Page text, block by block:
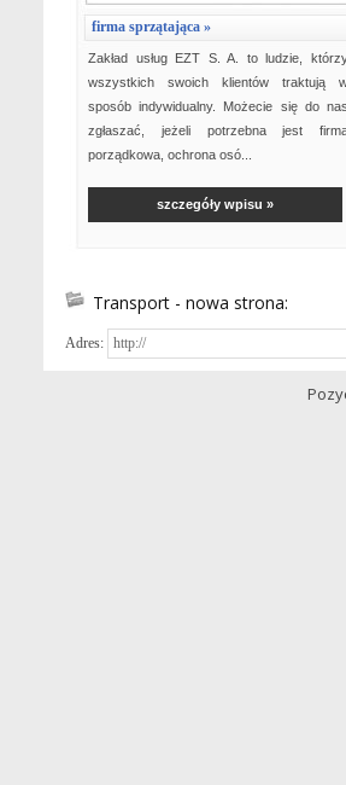
firma sprzątająca »
Zakład usług EZT S. A. to ludzie,
wszystkich swoich klientów traktują
sposób indywidualny. Możecie się do
zgłaszać, jeżeli potrzebna jest
porządkowa, ochrona osó...
szczegóły wpisu »
Transport - nowa strona:
Adres: